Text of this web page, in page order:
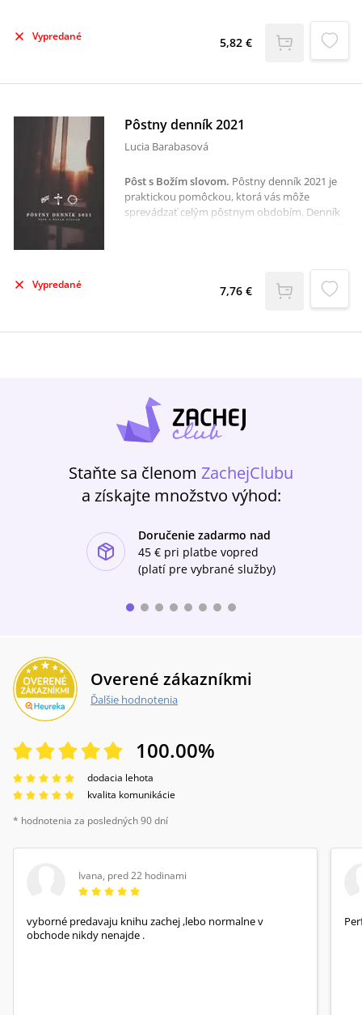
úryvok z Božieho slova a zamyslenie nad
daným textom. Druhá strana je riadkovaná a
je vyhradená na zapisovanie vlastných
Vypredané 5,82 €
Pôstny denník 2021
Lucia Barabasová
Pôst s Božím slovom. Pôstny denník 2021 je
praktickou pomôckou, ktorá vás môže
sprevádzať celým pôstnym obdobím. Denník
Každému dňu je venovaná dvojstránka - jedna
strana obsahuje text aktuálneho zamyslenia
na daný deň a druhá strana s riadkami dáva
Nájdeme tu aj súradnice všetkých ostatných
Vypredané 7,76 €
Staňte sa členom ZachejClubu
a získajte množstvo výhod:
Doručenie zadarmo nad
45 € pri platbe vopred
(platí pre vybrané služby)
Overené zákazníkmi
Ďalšie hodnotenia
100.00%
dodacia lehota
kvalita komunikácie
* hodnotenia za posledných 90 dní
Ivana, pred 22 hodinami
vyborné predavaju knihu zachej ,lebo normalne v
obchode nikdy nenajde .